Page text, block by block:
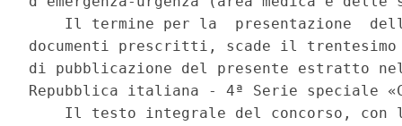
Il termine per la  presentazione
documenti prescritti, scade il
di pubblicazione del presente estratto
Repubblica italiana - 4ª Serie speciale
Il testo integrale del concorso, con